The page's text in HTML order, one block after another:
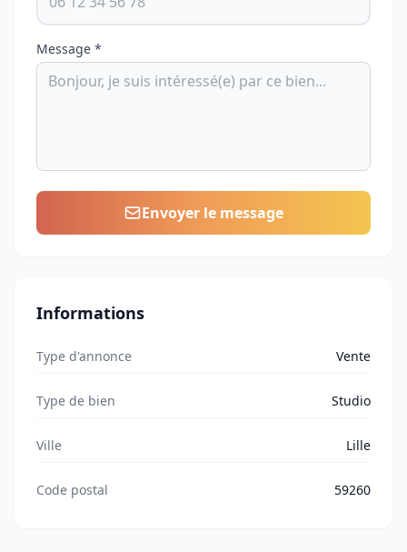
Message *
Envoyer le message
Informations
Type d'annonce Vente
Type de bien Studio
Ville Lille
Code postal 59260